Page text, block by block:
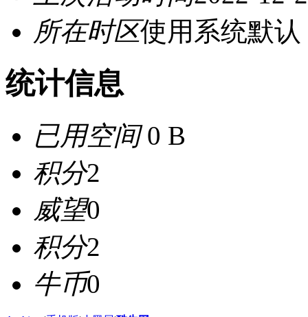
所在时区使用系统默认
统计信息
已用空间0 B
积分2
威望0
积分2
牛币0